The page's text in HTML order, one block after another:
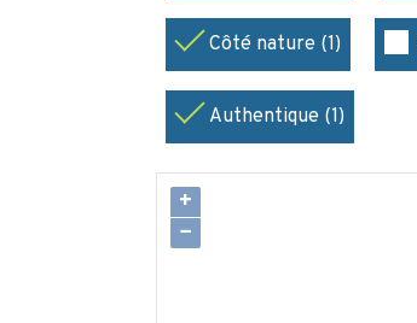
Côté nature (1)
Authentique (1)
+
−